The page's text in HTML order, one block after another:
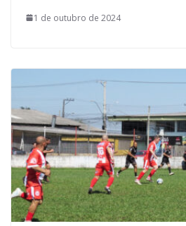
1 de outubro de 2024